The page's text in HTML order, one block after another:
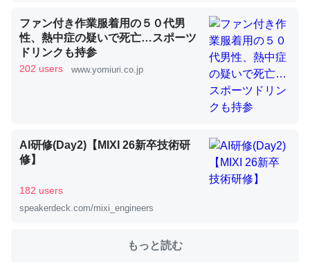
ちょうど同じ理由でEcho Show 8を設定中でした。Prime
とかSpotifyを支払う孝行もできる。一生で親と会える残
り時間を日数にすると1週間とかの人が多いそうだけど、
それを実質100倍以上に伸ばす効果があるはず……
たいなのでネット環境作ったけどAlexaしか使わないので
ファン付き作業服着用の５０代男
性、熱中症の疑いで死亡…スポーツ
ドリンクも持参
202 users www.yomiuri.co.jp
AI研修(Day2)【MIXI 26新卒技術研
修】
182 users
speakerdeck.com/mixi_engineers
もっと読む